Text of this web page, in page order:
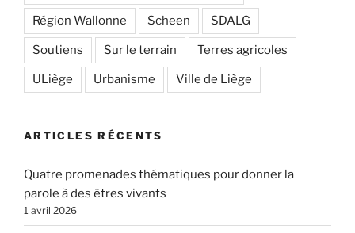
Région Wallonne Scheen SDALG
Soutiens Sur le terrain Terres agricoles
ULiège Urbanisme Ville de Liège
ARTICLES RÉCENTS
Quatre promenades thématiques pour donner la
parole à des êtres vivants
1 avril 2026